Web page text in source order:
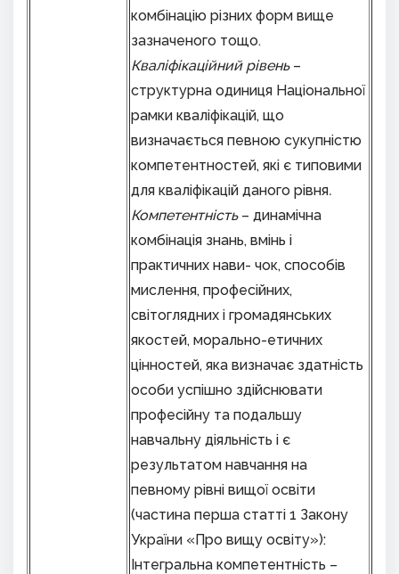
комбінацію різних форм вище
зазначеного тощо.
Кваліфікаційний рівень –
структурна одиниця Національної
рамки кваліфікацій, що
визначається певною сукупністю
компетентностей, які є типовими
для кваліфікацій даного рівня.
Компетентність – динамічна
комбінація знань, вмінь і
практичних нави- чок, способів
мислення, професійних,
світоглядних і громадянських
якостей, морально-етичних
цінностей, яка визначає здатність
особи успішно здійснювати
професійну та подальшу
навчальну діяльність і є
результатом навчання на
певному рівні вищої освіти
(частина перша статті 1 Закону
України «Про вищу освіту»):
Інтегральна компетентність –